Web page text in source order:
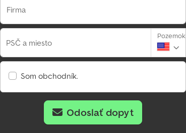
Firma
PSČ a miesto
Pozemok
Som obchodník.
Odoslať dopyt